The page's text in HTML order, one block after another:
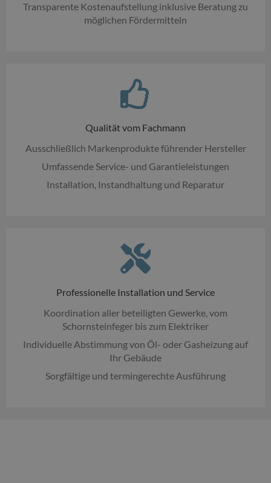
Transparente Kostenaufstellung inklusive Beratung zu
möglichen Fördermitteln
Qualität vom Fachmann
Ausschließlich Markenprodukte führender Hersteller
Umfassende Service- und Garantieleistungen
Installation, Instandhaltung und Reparatur
Professionelle Installation und Service
Koordination aller beteiligten Gewerke, vom
Schornsteinfeger bis zum Elektriker
Individuelle Abstimmung von Öl- oder Gasheizung auf
Ihr Gebäude
Sorgfältige und termingerechte Ausführung